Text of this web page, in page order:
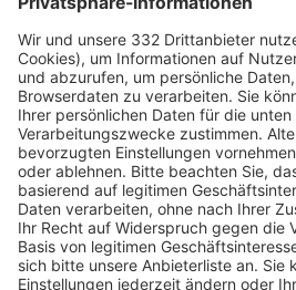
HÄUFIG BESUCHTE SEITEN
Pässe und Vereinswechsel
Trainerausbildung
Schulungsangebot Vereinsmitarbeiter
BFV-Geschäftsstellen
Trainerbörse
Login SpielPlus